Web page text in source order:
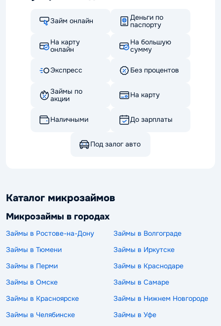
Займ онлайн
Деньги по
паспорту
На карту
онлайн
На большую
сумму
Экспресс Без процентов
Займы по
акции
На карту
Наличными До зарплаты
Под залог авто
Каталог микрозаймов
Микрозаймы в городах
Займы в Ростове-на-Дону
Займы в Волгограде
Займы в Тюмени
Займы в Иркутске
Займы в Перми
Займы в Краснодаре
Займы в Омске
Займы в Самаре
Займы в Красноярске
Займы в Нижнем Новгороде
Займы в Челябинске
Займы в Уфе